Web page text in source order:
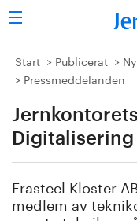
Sök
Stålindustrin
Forskning/utbildning
Energi/miljö
Vi tycker
Start Publicerat
Pressmeddelanden
Digitalisering
Erasteel Kloster
medlem av